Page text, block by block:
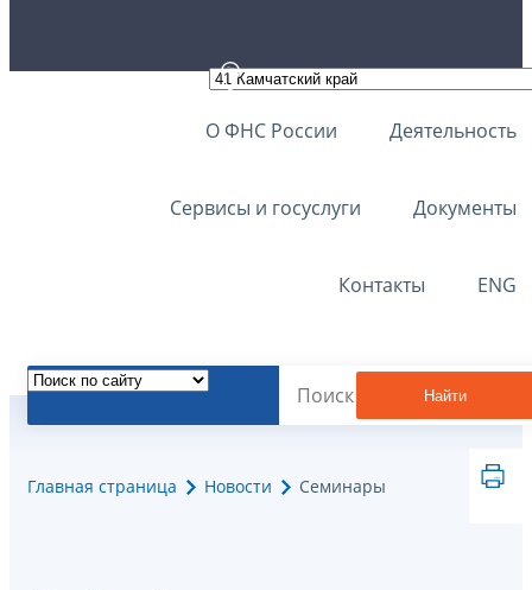
О ФНС России Деятельность
Сервисы и госуслуги Документы
Контакты ENG
Найти
Главная страница Новости Семинары